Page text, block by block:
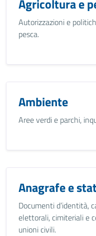
Agricoltura e
Autorizzazioni e
pesca.
Ambiente
Aree verdi e parchi,
Anagrafe e
Documenti d’identità,
elettorali, cimiteriali e
unioni civili.